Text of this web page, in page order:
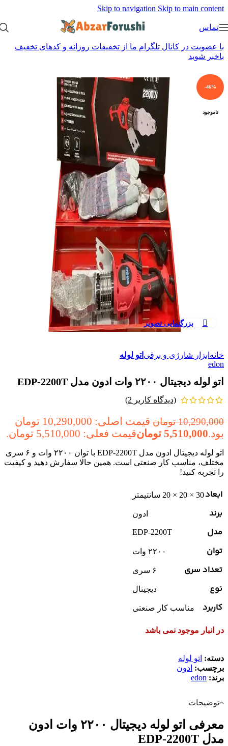
Skip to navigationSkip to main content
تماس
با عضویت در کانال تلگرام ما از تخفیفات روزانه و کدهای تخفیف
باخبر شوید
-46%
ناموجود
بزرگنمایی تصویر
خانهابزار شارژی و برقیاتو لوله
edon
اتو لوله دیجیتال ۲۲۰۰ وات ادون مدل EDP-2200T
(دیدگاه کاربر 2
)
10,290,000 تومان
قیمت اصلی: 10,290,000 تومان
بود.5,510,000 تومانقیمت فعلی: 5,510,000 تومان.
اتو لوله دیجیتال ادون مدل EDP-2200T با توان ۲۲۰۰ وات و ۶ سری
مختلف، مناسب کار صنعتی است. همین حالا سفارش دهید و کیفیت
را تجربه کنید!
ابعاد 30 × 20 × 20 سانتیمتر
برند ادون
مدل EDP-2200T
توان ۲۲۰۰ وات
تعداد سری ۶ سری
نوع دیجیتال
کاربرد مناسب کار صنعتی
در انبار موجود نمی باشد
دسته: اتو لوله
برچسب: ادون
برند: edon
توضیحات
معرفی اتو لوله دیجیتال ۲۲۰۰ وات ادون
مدل EDP-2200T